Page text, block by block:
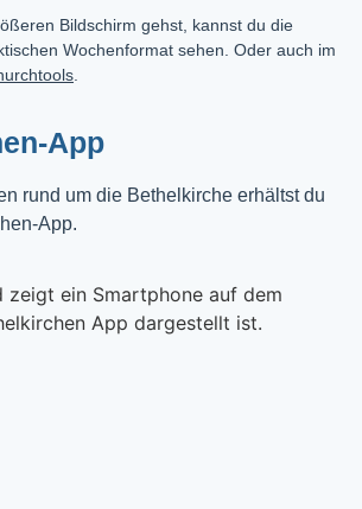
Bildschirm gehst, kannst du die
Wochenformat sehen. Oder auch im
App
rund um die Bethelkirche erhältst du
App.